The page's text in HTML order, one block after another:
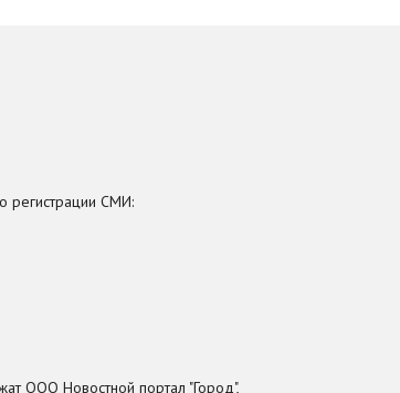
регистрации СМИ:
ООО Новостной портал "Город",